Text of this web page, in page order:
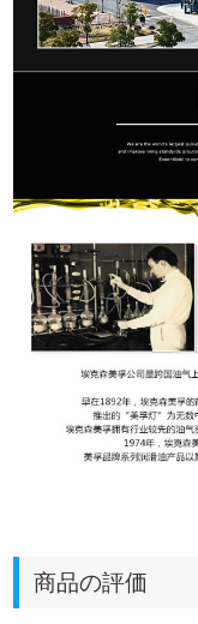
商品の評価